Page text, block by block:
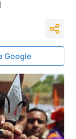
Google